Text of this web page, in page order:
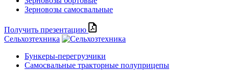
Зерновозы самосвальные
Получить презентацию
Сельхозтехника
Бункеры-перегрузчики
Самосвальные тракторные полуприцепы